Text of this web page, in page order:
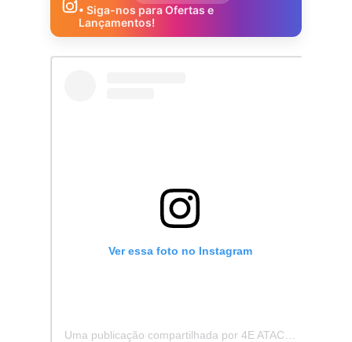
• Siga-nos para Ofertas e
Lançamentos!
Ver essa foto no Instagram